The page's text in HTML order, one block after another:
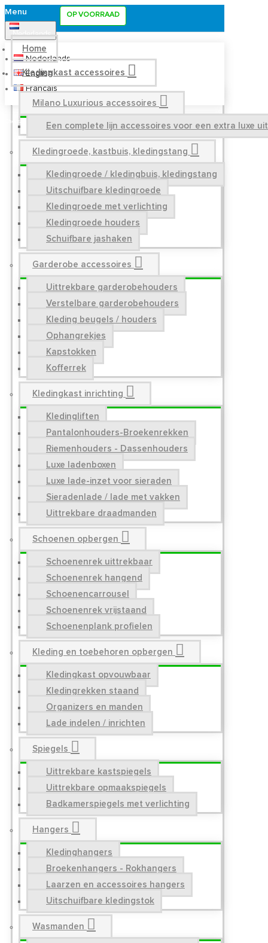
Menu
Nederlands
Nederlands
English
Français
Home
Kledingkast accessoires
Milano Luxurious accessoires
Een complete lijn accessoires voor een extra luxe
Kledingroede, kastbuis, kledingstang
Kledingroede / kledingbuis, kledingstang
Uitschuifbare kledingroede
Kledingroede met verlichting
Kledingroede houders
Schuifbare jashaken
Garderobe accessoires
Uittrekbare garderobehouders
Verstelbare garderobehouders
Kleding beugels / houders
Ophangrekjes
Kapstokken
Kofferrek
Kledingkast inrichting
Kledingliften
Pantalonhouders-Broekenrekken
Riemenhouders - Dassenhouders
Luxe ladenboxen
Luxe lade-inzet voor sieraden
Sieradenlade / lade met vakken
Uittrekbare draadmanden
Schoenen opbergen
Schoenenrek uittrekbaar
Schoenenrek hangend
Schoenencarrousel
Schoenenrek vrijstaand
Schoenenplank profielen
Kleding en toebehoren opbergen
Kledingkast opvouwbaar
Kledingrekken staand
Organizers en manden
Lade indelen / inrichten
Spiegels
Uittrekbare kastspiegels
Uittrekbare opmaakspiegels
Badkamerspiegels met verlichting
Hangers
Kledinghangers
Broekenhangers - Rokhangers
Laarzen en accessoires hangers
Uitschuifbare kledingstok
Wasmanden
OP VOORRAAD